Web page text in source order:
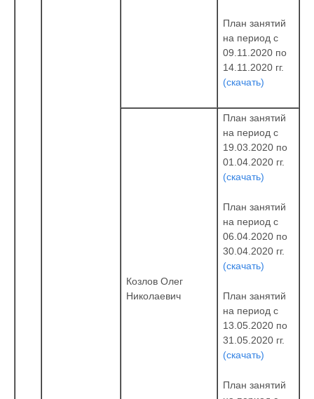
План занятий
на период с
09.11.2020 по
14.11.2020 гг.
(скачать)
Козлов Олег
Николаевич
План занятий
на период с
19.03.2020 по
01.04.2020 гг.
(скачать)
План занятий
на период с
06.04.2020 по
30.04.2020 гг.
(скачать)
План занятий
на период с
13.05.2020 по
31.05.2020 гг.
(скачать)
План занятий